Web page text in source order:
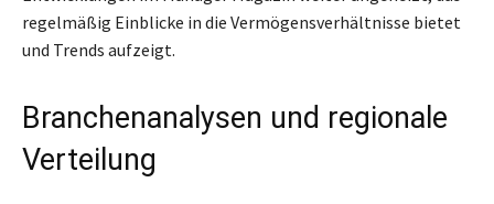
regelmäßig Einblicke in die Vermögensverhältnisse bietet
und Trends aufzeigt.
Branchenanalysen und regionale
Verteilung